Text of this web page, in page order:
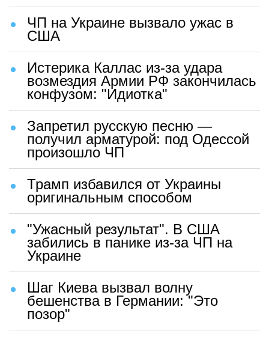
ЧП на Украине вызвало ужас в
США
Истерика Каллас из-за удара
возмездия Армии РФ закончилась
конфузом: "Идиотка"
Запретил русскую песню —
получил арматурой: под Одессой
произошло ЧП
Трамп избавился от Украины
оригинальным способом
"Ужасный результат". В США
забились в панике из-за ЧП на
Украине
Шаг Киева вызвал волну
бешенства в Германии: "Это
позор"